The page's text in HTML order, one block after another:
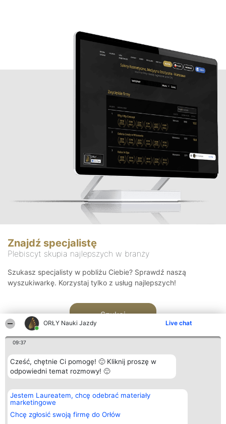
ORŁY Nauki Jazdy Live chat
09:37
Cześć, chętnie Ci pomogę! 🙂 Kliknij proszę w
odpowiedni temat rozmowy! 🙂
Jestem Laureatem, chcę odebrać materiały
marketingowe
Chcę zgłosić swoją firmę do Orłów
Znajdź specjalistę
Plebiscyt skupia najlepszych w branży
Szukasz specjalisty w pobliżu Ciebie? Sprawdź naszą
wyszukiwarkę. Korzystaj tylko z usług najlepszych!
Szukaj
Organizator plebiscytu
Bright Side Solutions sp. z o.
o. sp. k.
ul. Ruska 22
Wrocław 50-079
Plebiscyt
Laureaci
wszystkich
Laureatów
Kontakt
Kontakt